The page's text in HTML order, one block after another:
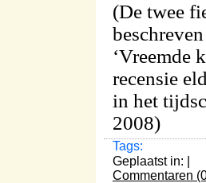
(De twee
‘Vreemde
recensie
in het
2008)
Tags:
Geplaatst in: |
Commentaren